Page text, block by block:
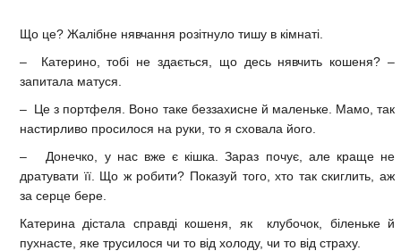
Що це? Жалібне нявчання розітнуло тишу в кімнаті.
– Катерино, тобі не здається, що десь нявчить кошеня? –
запитала матуся.
– Це з портфеля. Воно таке беззахисне й маленьке. Мамо, так
настирливо просилося на руки, то я сховала його.
– Донечко, у нас вже є кішка. Зараз почує, але краще не
дратувати її. Що ж робити? Показуй того, хто так скиглить, аж
за серце бере.
Катерина дістала справді кошеня, як клубочок, біленьке й
пухнасте, яке трусилося чи то від холоду, чи то від страху.